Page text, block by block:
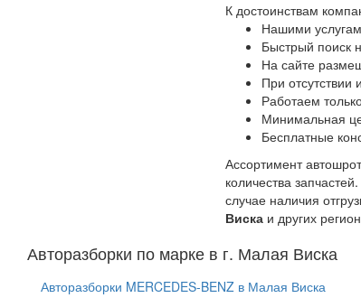
К достоинствам
Нашими
Быстрый поиск
На сайте
При отсутствии
Работаем
Минимальная
Бесплатные
Ассортимент
количества
случае наличия
Виска и других
Авторазборки по марке в г. Малая Виска
Авторазборки MERCEDES-BENZ в Малая Виска